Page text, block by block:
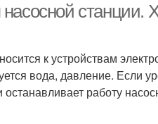
насосной
к устройствам
вода, давление. Если
останавливает работу